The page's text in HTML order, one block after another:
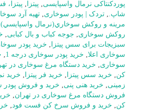
پوردکنتاکی نرمال واسپایسی, پیتزا ,
شاپ., تردک | پودر سوخاری, تهيه آرد
مرينه و روکش سوخاري(نرمال واسپايسي)
روکش سوخاری, جوجه کباب و بال کبابی,
سبزیجات برای سس پیتزا , خرید پودر
سوخاری اعلا, خرید پودر سوخاری درجه 1 ,
سوخاری, خرید دستگاه مرغ سوخاری در
کن, خرید سس پیتزا , خرید فر پیتزا , خرید
زمینی, خرید هنی پنی, خرید و فروش پودر
فروش دستگاه مرغ سوخاری در تهران,
کن, خرید و فروش سرخ کن فست فود,